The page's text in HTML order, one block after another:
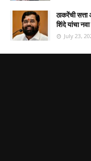
ठाकरेंची
शिंदे यांचा
July 23,